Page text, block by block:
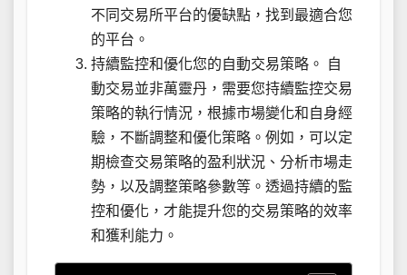
不同交易所平台的優缺點，找到最適合您
的平台。
持續監控和優化您的自動交易策略。 自
動交易並非萬靈丹，需要您持續監控交易
策略的執行情況，根據市場變化和自身經
驗，不斷調整和優化策略。例如，可以定
期檢查交易策略的盈利狀況、分析市場走
勢，以及調整策略參數等。透過持續的監
控和優化，才能提升您的交易策略的效率
和獲利能力。